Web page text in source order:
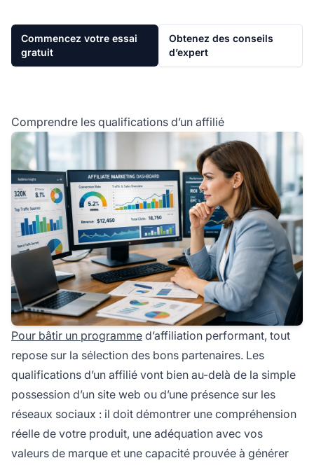
Commencez votre essai
gratuit
Obtenez des conseils
d’expert
Comprendre les qualifications d’un affilié
Pour bâtir un programme d’affiliation performant, tout
repose sur la sélection des bons partenaires. Les
qualifications d’un affilié vont bien au-delà de la simple
possession d’un site web ou d’une présence sur les
réseaux sociaux : il doit démontrer une compréhension
réelle de votre produit, une adéquation avec vos
valeurs de marque et une capacité prouvée à générer